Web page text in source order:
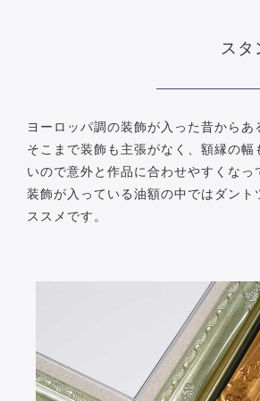
ス
ヨーロッパ調の装飾が入った昔からあ
そこまで装飾も主張がなく、額縁の幅
いので意外と作品に合わせやすくなっ
装飾が入っている油額の中ではダント
ススメです。